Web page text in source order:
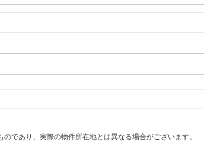
であり、実際の物件所在地とは異なる場合がございます。